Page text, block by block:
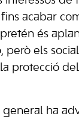
acabar
és
però els
protecció
general ha